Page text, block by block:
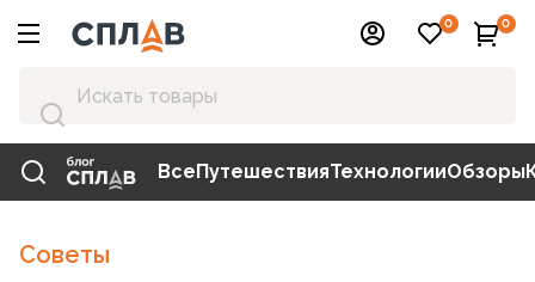
0 0
ВсеПутешествияТехнологииОбзоры
Советы